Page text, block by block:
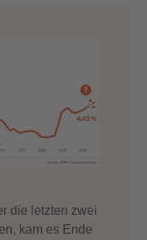
die letzten zwei
kam es Ende